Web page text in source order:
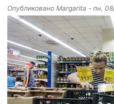
Опубликовано Margarita - пн,